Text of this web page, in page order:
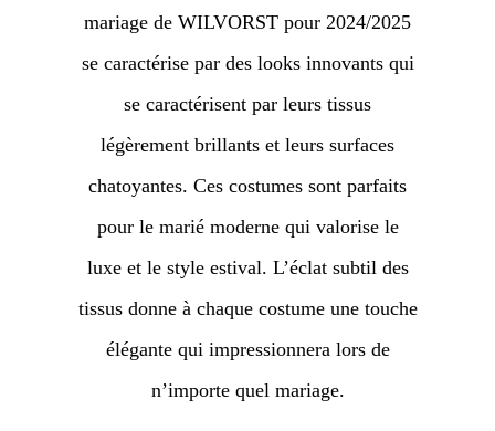
mariage de WILVORST pour 2024/2025
se caractérise par des looks innovants qui
se caractérisent par leurs tissus
légèrement brillants et leurs surfaces
chatoyantes. Ces costumes sont parfaits
pour le marié moderne qui valorise le
luxe et le style estival. L’éclat subtil des
tissus donne à chaque costume une touche
élégante qui impressionnera lors de
n’importe quel mariage.